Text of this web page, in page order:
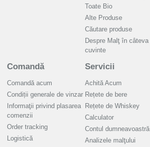
Toate Bio
Alte Produse
Căutare produse
Despre Malţ în câteva
cuvinte
Comandă
Comandă acum
Condiții generale de vinzar
Informaţii privind plasarea
comenzii
Order tracking
Logistică
Servicii
Achită Acum
Rețete de bere
Rețete de Whiskey
Calculator
Contul dumneavoastră
Analizele malţului